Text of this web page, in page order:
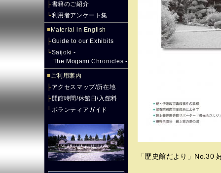
├書籍のご紹介
└利用者アンケート集
■ Material in English
├Guide to our Exhibits
└Saijoki -
The Mogami Chronicles -
■ご利用案内
├アクセスマップ/所在地
├開館時間/休館日/入館料
└ボランティアガイド
「歴史館だより」No.30